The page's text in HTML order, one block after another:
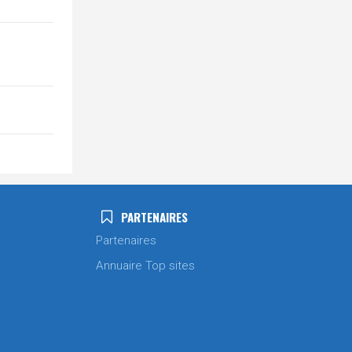
PARTENAIRES
Partenaires
Annuaire Top sites